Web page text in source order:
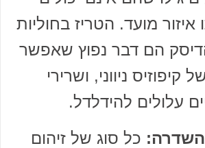
מועד. הטריז בחוליות
הם דבר נפוץ שאפשר
ניווני, ושרירי
עלולים להידלדל.
השדרה: כל סוג של זיהום